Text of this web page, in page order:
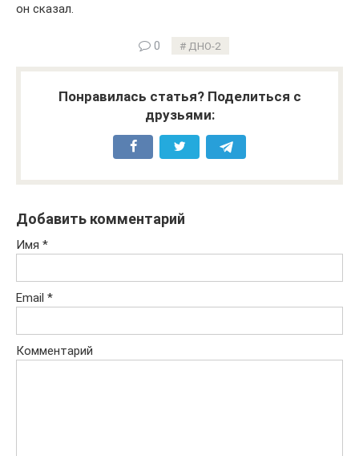
он сказал.
0 ДНО-2
Понравилась статья? Поделиться с
друзьями:
Добавить комментарий
Имя *
Email *
Комментарий